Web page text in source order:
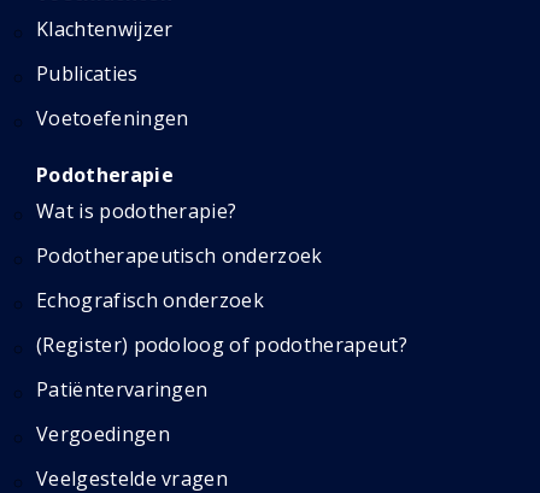
Klachtenwijzer
Publicaties
Voetoefeningen
Podotherapie
Wat is podotherapie?
Podotherapeutisch onderzoek
Echografisch onderzoek
(Register) podoloog of podotherapeut?
Patiëntervaringen
Vergoedingen
Veelgestelde vragen